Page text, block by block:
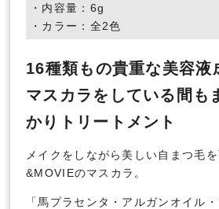
・内容量：6g
・カラー：全2色
16種類もの貴重な美容液
マスカラをしている間も
かりトリートメント
メイクをしながら美しい自まつ毛
&MOVIEのマスカラ。
「馬プラセンタ・アルガンオイル